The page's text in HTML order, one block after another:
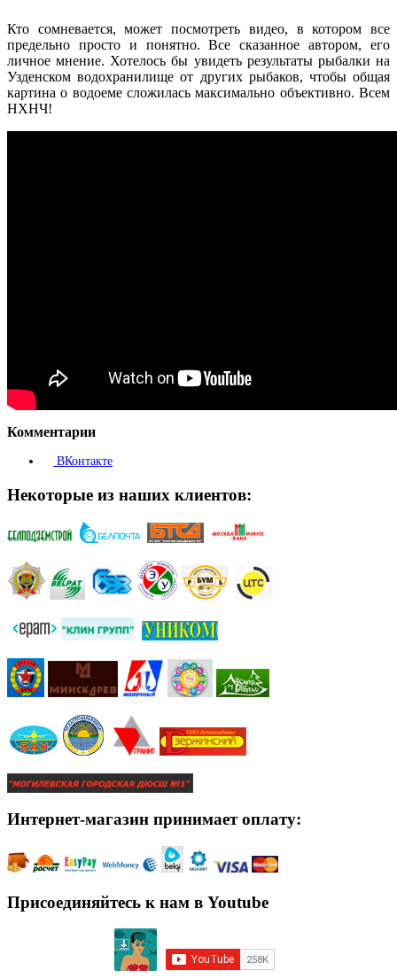
Кто сомневается, может посмотреть видео, в котором все
предельно просто и понятно. Все сказанное автором, его
личное мнение. Хотелось бы увидеть результаты рыбалки на
Узденском водохранилище от других рыбаков, чтобы общая
картина о водоеме сложилась максимально объективно. Всем
НХНЧ!
Комментарии
ВКонтакте
Некоторые из наших клиентов:
Интернет-магазин принимает оплату:
Присоединяйтесь к нам в Youtube